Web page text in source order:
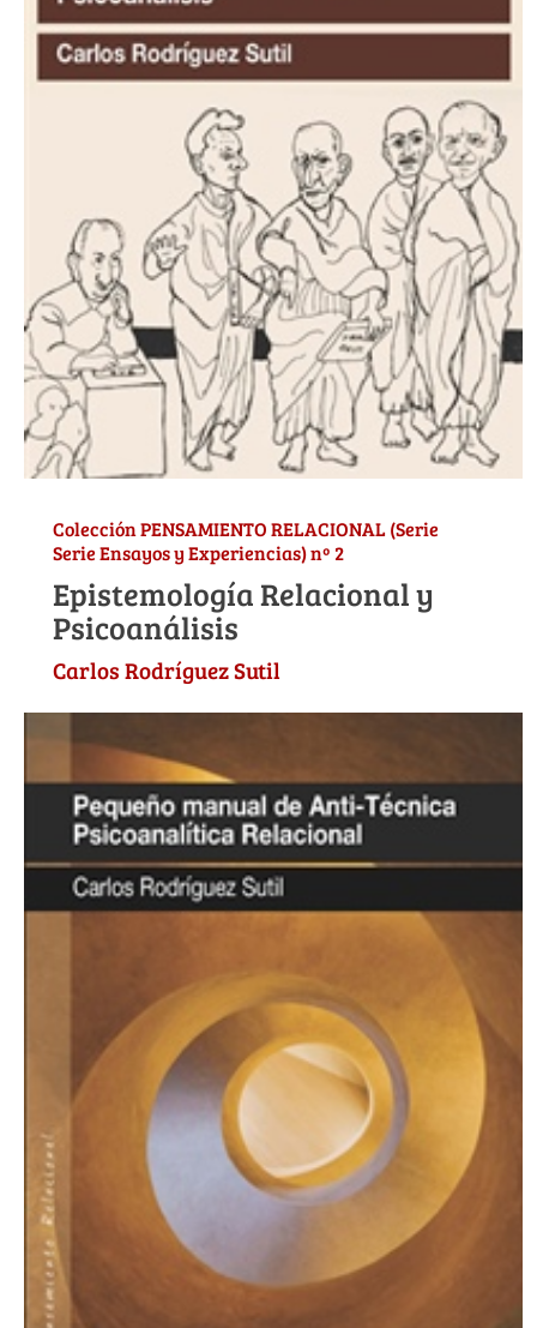
Colección PENSAMIENTO RELACIONAL (Serie
Serie Ensayos y Experiencias) nº 2
Epistemología Relacional y
Psicoanálisis
Carlos Rodríguez Sutil